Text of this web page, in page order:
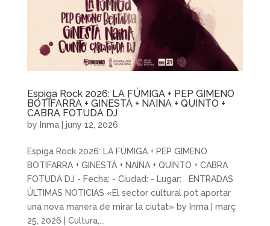
Espiga Rock 2026: LA FÚMIGA + PEP GIMENO
BOTIFARRA + GINESTÀ + NAINA + QUINTO +
CABRA FOTUDA DJ
by Inma| juny 12, 2026
Espiga Rock 2026: LA FÚMIGA + PEP GIMENO
BOTIFARRA + GINESTÀ + NAINA + QUINTO + CABRA
FOTUDA DJ - Fecha: - Ciudad: - Lugar: ENTRADAS
ÚLTIMAS NOTICIAS «El sector cultural pot aportar
una nova manera de mirar la ciutat» by Inma | març
25, 2026 | Cultura,...